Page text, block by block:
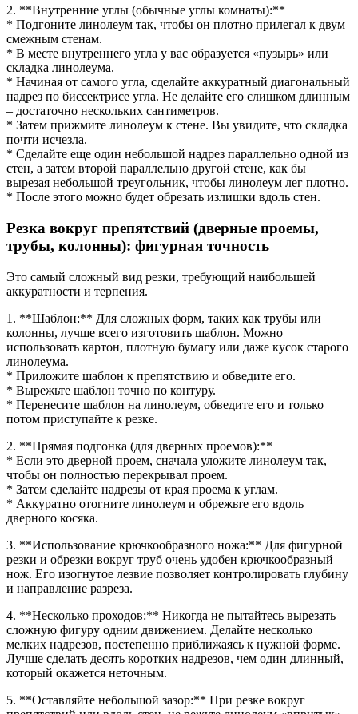
2. **Внутренние углы (обычные углы комнаты):**
* Подгоните линолеум так, чтобы он плотно прилегал к двум
смежным стенам.
* В месте внутреннего угла у вас образуется «пузырь» или
складка линолеума.
* Начиная от самого угла, сделайте аккуратный диагональный
надрез по биссектрисе угла. Не делайте его слишком длинным
– достаточно нескольких сантиметров.
* Затем прижмите линолеум к стене. Вы увидите, что складка
почти исчезла.
* Сделайте еще один небольшой надрез параллельно одной из
стен, а затем второй параллельно другой стене, как бы
вырезая небольшой треугольник, чтобы линолеум лег плотно.
* После этого можно будет обрезать излишки вдоль стен.
Резка вокруг препятствий (дверные проемы,
трубы, колонны): фигурная точность
Это самый сложный вид резки, требующий наибольшей
аккуратности и терпения.
1. **Шаблон:** Для сложных форм, таких как трубы или
колонны, лучше всего изготовить шаблон. Можно
использовать картон, плотную бумагу или даже кусок старого
линолеума.
* Приложите шаблон к препятствию и обведите его.
* Вырежьте шаблон точно по контуру.
* Перенесите шаблон на линолеум, обведите его и только
потом приступайте к резке.
2. **Прямая подгонка (для дверных проемов):**
* Если это дверной проем, сначала уложите линолеум так,
чтобы он полностью перекрывал проем.
* Затем сделайте надрезы от края проема к углам.
* Аккуратно отогните линолеум и обрежьте его вдоль
дверного косяка.
3. **Использование крючкообразного ножа:** Для фигурной
резки и обрезки вокруг труб очень удобен крючкообразный
нож. Его изогнутое лезвие позволяет контролировать глубину
и направление разреза.
4. **Несколько проходов:** Никогда не пытайтесь вырезать
сложную фигуру одним движением. Делайте несколько
мелких надрезов, постепенно приближаясь к нужной форме.
Лучше сделать десять коротких надрезов, чем один длинный,
который окажется неточным.
5. **Оставляйте небольшой зазор:** При резке вокруг